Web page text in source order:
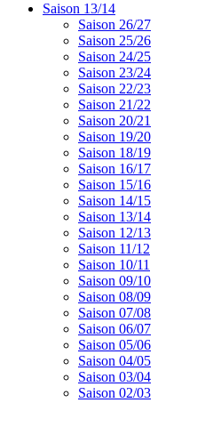
Saison 13/14
Saison 26/27
Saison 25/26
Saison 24/25
Saison 23/24
Saison 22/23
Saison 21/22
Saison 20/21
Saison 19/20
Saison 18/19
Saison 16/17
Saison 15/16
Saison 14/15
Saison 13/14
Saison 12/13
Saison 11/12
Saison 10/11
Saison 09/10
Saison 08/09
Saison 07/08
Saison 06/07
Saison 05/06
Saison 04/05
Saison 03/04
Saison 02/03